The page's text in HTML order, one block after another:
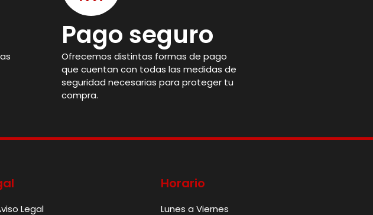
Pago seguro
Ofrecemos distintas formas de pago
que cuentan con todas las medidas de
seguridad necesarias para proteger tu
compra.
Legal
Horario
Lunes a Viernes